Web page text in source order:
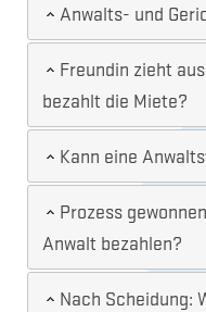
Anwalts- und
Freundin zieht
bezahlt die Miete?
Kann eine
Prozess
Anwalt bezahlen?
Nach Scheidung: